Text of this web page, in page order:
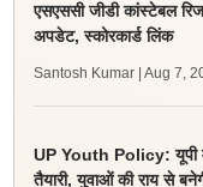
एसएससी जीडी कांस्टेबल
अपडेट, स्कोरकार्ड लिंक
Santosh Kumar | Aug 7,
UP Youth Policy: यूपी
तैयारी, युवाओं की राय से